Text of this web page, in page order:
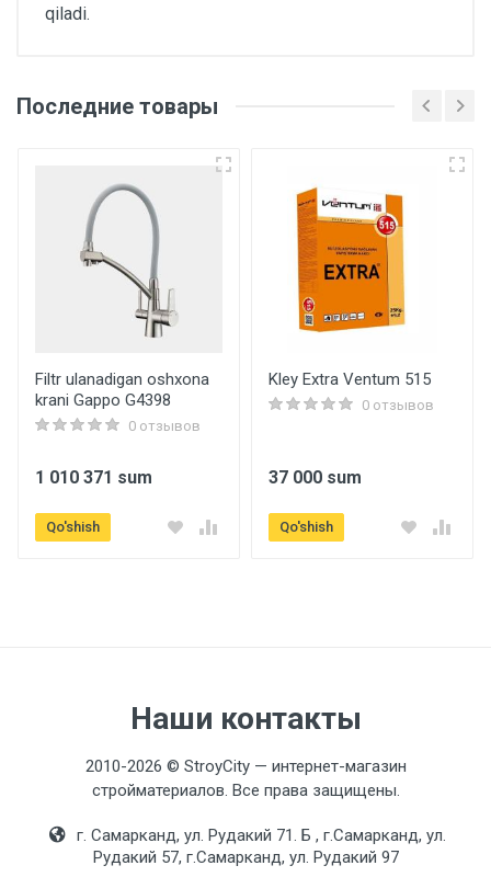
qiladi.
Основные
Бренд
fornello
Страна производитель
Размеры
1400 mm.
Ширина
Qo'shimcha ma'lumot
Ulanish
Последние товары
Filtr ulanadigan oshxona
krani Gappo G4398
0 отзывов
1 010 371 sum
Qo'shish
Kley Extra Ventum 515
0 отзывов
37 000 sum
Qo'shish
Наши контакты
2010-2026 © StroyCity — интернет-магазин
стройматериалов. Все права защищены.
г. Самарканд, ул. Рудакий 71. Б , г.Самарканд, ул.
Рудакий 57, г.Самарканд, ул. Рудакий 97